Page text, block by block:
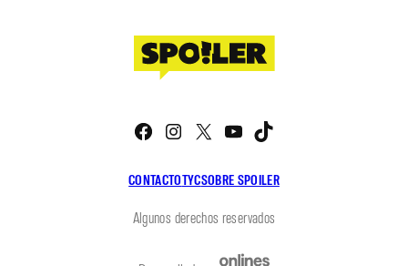
CONTACTOTYCSOBRE SPOILER
Facebook
Instagram
X YouTube
Algunos derechos reservados